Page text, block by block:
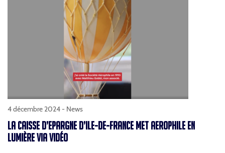
4 décembre 2024 - News
LA CAISSE D’EPARGNE D’ILE-DE-FRANCE MET AEROPHILE EN
LUMIÈRE VIA VIDÉO